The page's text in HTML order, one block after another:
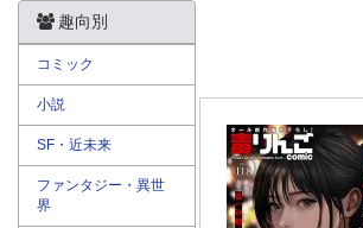
趣向別
コミック
小説
SF・近未来
ファンタジー・異世
界